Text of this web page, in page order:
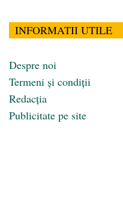
INFORMATII UTILE
Despre noi
Termeni și condiții
Redacția
Publicitate pe site